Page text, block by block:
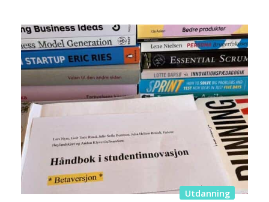
Utdanning